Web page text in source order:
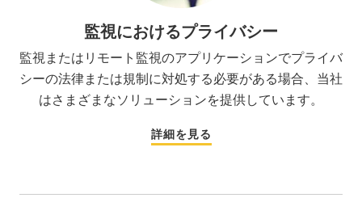
監視におけるプライバシー
監視またはリモート監視のアプリケーションでプライバ
シーの法律または規制に対処する必要がある場合、当社
はさまざまなソリューションを提供しています。
詳細を見る